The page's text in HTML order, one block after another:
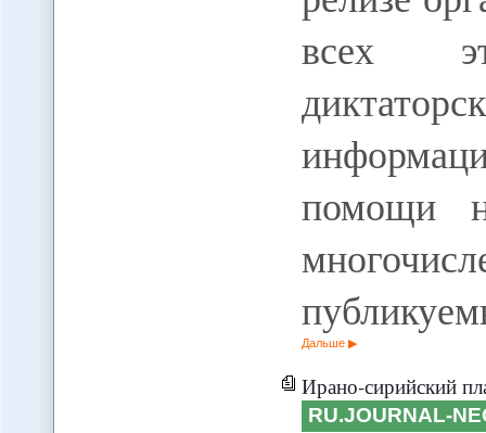
всех
помощи
Дальше
Ирано-сирийский
RU.JOURNAL-